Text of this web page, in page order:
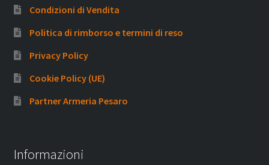
Condizioni di Vendita
Politica di rimborso e termini di reso
Privacy Policy
Cookie Policy (UE)
Partner Armeria Pesaro
Informazioni